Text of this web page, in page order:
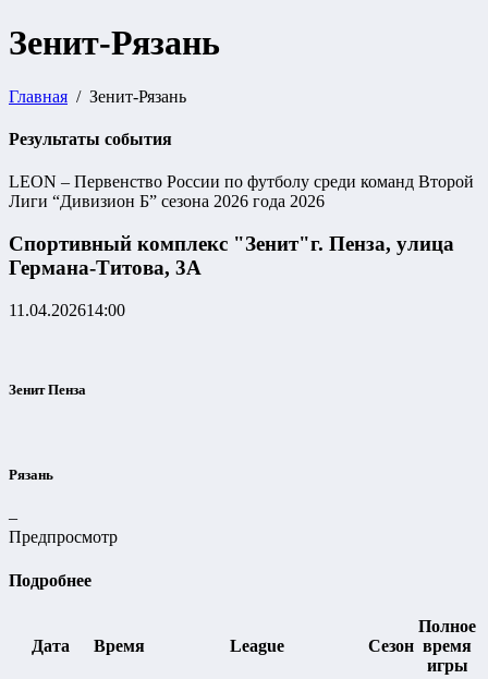
Зенит-Рязань
Главная Зенит-Рязань
Результаты события
LEON – Первенство России по футболу среди команд Второй
Лиги “Дивизион Б” сезона 2026 года 2026
Спортивный комплекс "Зенит"г. Пенза, улица
Германа-Титова, 3А
11.04.202614:00
Зенит Пенза
Рязань
–
Предпросмотр
Подробнее
Дата Время League Сезон
Полное
время
игры